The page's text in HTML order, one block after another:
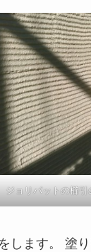
ジョリパットの櫛
します。 塗